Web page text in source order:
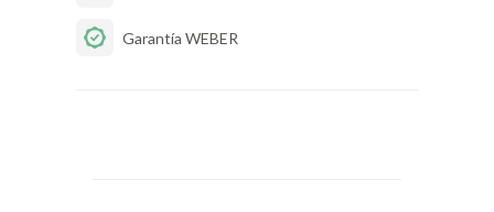
Garantía WEBER